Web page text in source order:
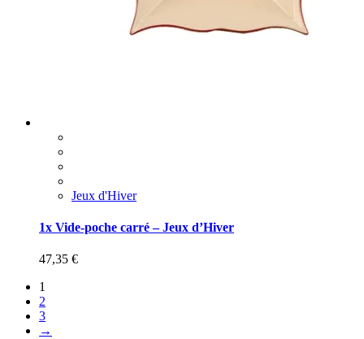
Jeux d'Hiver
1x Vide-poche carré – Jeux d’Hiver
47,35 €
1
2
3
→